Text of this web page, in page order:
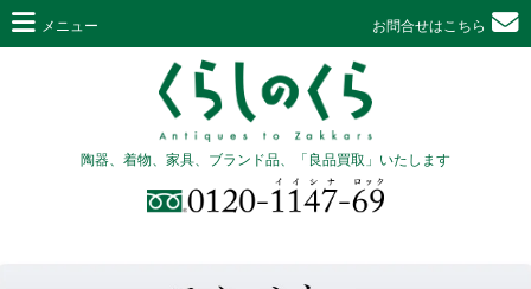
メニュー お問合せはこちら
陶器、着物、家具、ブランド品、「良品買取」いたします